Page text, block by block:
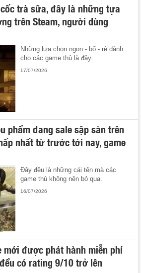
trà sữa, đây là những tựa
trên Steam, người dùng
Những lựa chọn ngon - bổ - rẻ dành
cho các game thủ là đây.
17/07/2026
phẩm đang sale sập sàn trên
nhất từ trước tới nay, game
Đây đều là những cái tên mà các
game thủ không nên bỏ qua.
16/07/2026
mới được phát hành miễn phí
có rating 9/10 trở lên